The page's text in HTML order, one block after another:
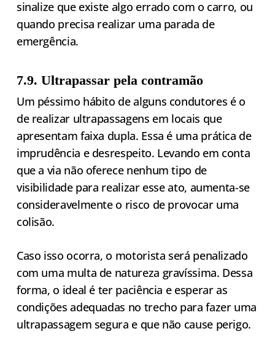
sinalize que existe algo errado com o carro, ou
quando precisa realizar uma parada de
emergência.
7.9. Ultrapassar pela contramão
Um péssimo hábito de alguns condutores é o
de realizar ultrapassagens em locais que
apresentam faixa dupla. Essa é uma prática de
imprudência e desrespeito. Levando em conta
que a via não oferece nenhum tipo de
visibilidade para realizar esse ato, aumenta-se
consideravelmente o risco de provocar uma
colisão.
Caso isso ocorra, o motorista será penalizado
com uma multa de natureza gravíssima. Dessa
forma, o ideal é ter paciência e esperar as
condições adequadas no trecho para fazer uma
ultrapassagem segura e que não cause perigo.